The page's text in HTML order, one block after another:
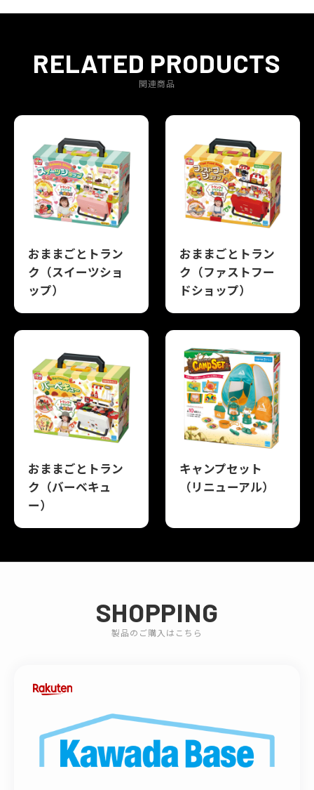
RELATED PRODUCTS
関連商品
おままごとトラン
ク（スイーツショ
ップ）
おままごとトラン
ク（ファストフー
ドショップ）
おままごとトラン
ク（バーベキュ
ー）
キャンプセット
（リニューアル）
SHOPPING
製品のご購入はこちら